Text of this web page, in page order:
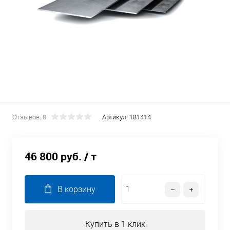
Отзывов: 0 Артикул: 181414
46 800 руб. / т
В корзину
Купить в 1 клик